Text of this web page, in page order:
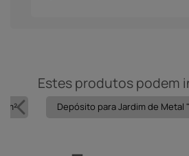
Estes produtos podem
m² Depósito para Jardim de Metal